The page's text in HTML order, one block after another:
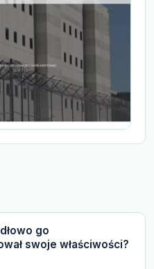
go
swoje właściwości?